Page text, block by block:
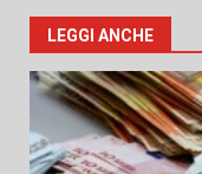
LEGGI ANCHE